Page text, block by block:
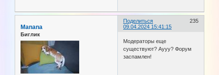
Поделиться
235
09.04.2024 15:41:15
Manana
Биглик
Модераторы еще
существуют? Аууу? Форум
заспамлен!